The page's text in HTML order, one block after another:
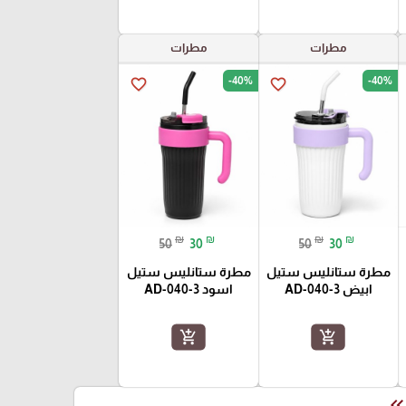
مطرات
favorite_border -40%
50 ₪ 30 ₪
مطرة ستانليس ستيل
ابيض AD-040-3
add_shopping_cart
مطرات
favorite_border -40%
50 ₪ 30 ₪
مطرة ستانليس ستيل
اسود AD-040-3
add_shopping_cart